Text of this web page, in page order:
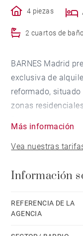
4 piezas
2 cuartos de
BARNES Madrid
exclusiva de
reformado,
zonas
cubierta, ideal
diseño moderno y
una distribución
Más información
Vea nuestras
Información
REFERENCIA DE LA
AGENCIA